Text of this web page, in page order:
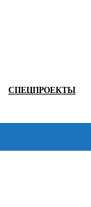
СПЕЦПРОЕКТЫ